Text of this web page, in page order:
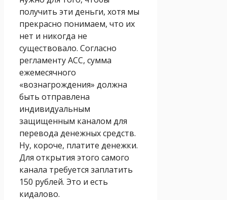
получить эти деньги, хотя мы
прекрасно понимаем, что их
нет и никогда не
существовало. Согласно
регламенту АСС, сумма
ежемесячного
«вознагрождения» должна
быть отправлена
индивидуальным
защищенным каналом для
перевода денежных средств.
Ну, короче, платите денежки.
Для открытия этого самого
канала требуется заплатить
150 рублей. Это и есть
кидалово.